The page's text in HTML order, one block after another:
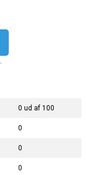
0 ud af 100
0
0
0